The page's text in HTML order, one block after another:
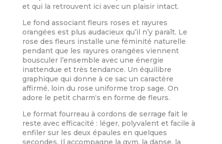
et qui la retrouvent ici avec un plaisir intact.
Le fond associant fleurs roses et rayures
orangées est plus audacieux qu’il n’y paraît. Le
rose des fleurs installe une féminité naturelle
pendant que les rayures orangées viennent
bousculer l’ensemble avec une énergie
inattendue et très tendance. Un équilibre
graphique qui donne à ce sac un caractère
affirmé, loin du rose uniforme trop sage. On
adore le petit charm‘s en forme de fleurs.
Le format fourreau à cordons de serrage fait le
reste avec efficacité : léger, polyvalent et facile à
enfiler sur les deux épaules en quelques
secondes. Il accompagne la gym, la danse, la